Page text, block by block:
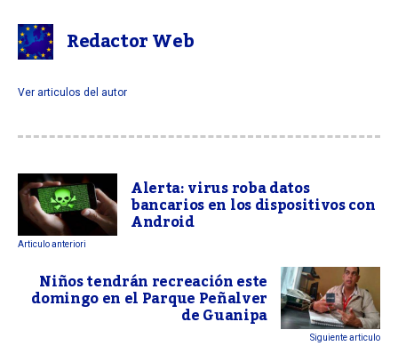
Redactor Web
Ver articulos del autor
Alerta: virus roba datos
bancarios en los dispositivos con
Android
Articulo anteriori
Niños tendrán recreación este
domingo en el Parque Peñalver
de Guanipa
Siguiente articulo